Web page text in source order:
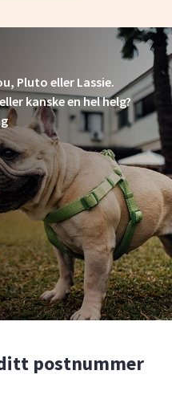
Pluto eller Lassie.
kanske en hel helg?
postnummer